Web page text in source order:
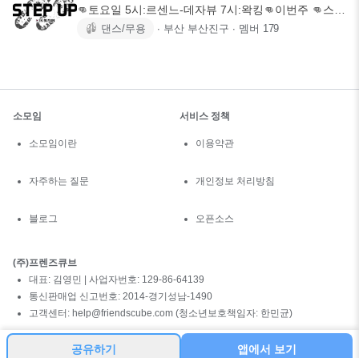
👊토요일 5시:르센느-데자뷰 7시:왁킹👊이번주 👊스트
릿댄서들과 함께하는
댄스/무용 ∙ 부산 부산진구 ∙ 멤버 179
공유하기 앱에서 보기
소모임
소모임이란
자주하는 질문
블로그
서비스 정책
이용약관
개인정보 처리방침
오픈소스
(주)프렌즈큐브
대표: 김영민 | 사업자번호: 129-86-64139
통신판매업 신고번호: 2014-경기성남-1490
고객센터: help@friendscube.com (청소년보호책임자: 한민균)